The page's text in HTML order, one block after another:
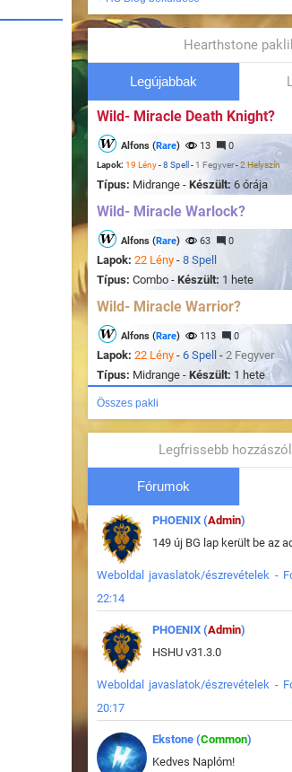
Hearthstone
Legújabbak
Wild- Miracle Death Knight?
Alfons (Rare) 13 0
Lapok: 19 Lény-8 Spell - 1 Fegyver-2 Helyszín
Típus: Midrange - Készült: 6 órája
Wild- Miracle Warlock?
Alfons (Rare) 63 0
Lapok: 22 Lény - 8 Spell
Típus: Combo - Készült: 1 hete
Wild- Miracle Warrior?
Alfons (Rare) 113 0
Lapok: 22 Lény - 6 Spell - 2 Fegyver
Típus: Midrange - Készült: 1 hete
Összes pakli
Legfrissebb
Fórumok
PHOENIX (Admin)
Weboldal javaslatok/észrevételek -
22:14
PHOENIX (Admin)
HSHU v31.3.0
Weboldal javaslatok/észrevételek -
20:17
Ekstone (Common)
Kedves Naplóm!